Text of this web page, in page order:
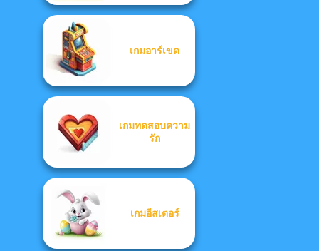
เกมอาร์เขด
เกมทดสอบความ
รัก
เกมอีสเตอร์